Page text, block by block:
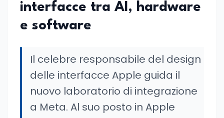
interfacce tra AI, hardware
e software
Il celebre responsabile del design
delle interfacce Apple guida il
nuovo laboratorio di integrazione
a Meta. Al suo posto in Apple